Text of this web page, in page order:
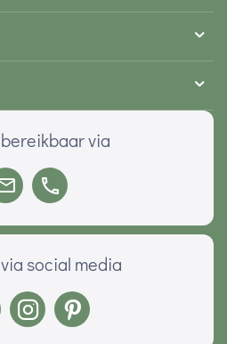
via
social media